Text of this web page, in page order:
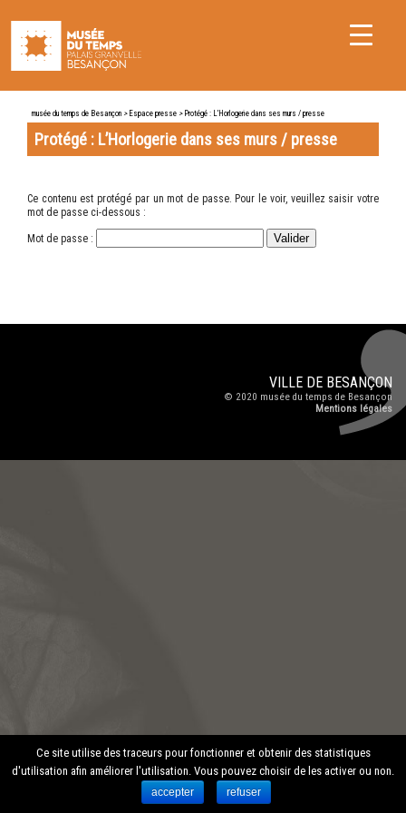
musée du temps de Besançon > Espace presse > Protégé : L’Horlogerie dans ses murs / presse
Protégé : L’Horlogerie dans ses murs / presse
Ce contenu est protégé par un mot de passe. Pour le voir, veuillez saisir votre
mot de passe ci-dessous :
Mot de passe :
VILLE DE BESANÇON
© 2020 musée du temps de Besançon
Mentions légales
Ce site utilise des traceurs pour fonctionner et obtenir des statistiques
d'utilisation afin améliorer l'utilisation. Vous pouvez choisir de les activer ou non.
accepter refuser